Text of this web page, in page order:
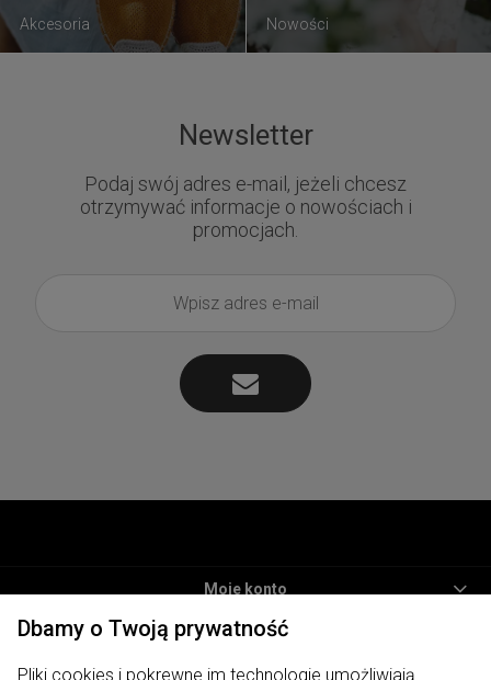
Akcesoria Nowości
Newsletter
Podaj swój adres e-mail, jeżeli chcesz
otrzymywać informacje o nowościach i
promocjach.
Moje konto
Informacje
Dbamy o Twoją prywatność
Pliki cookies i pokrewne im technologie umożliwiają